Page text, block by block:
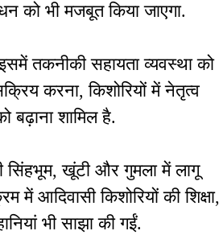
को भी मजबूत किया जाएगा.
तकनीकी सहायता व्यवस्था को
करना, किशोरियों में नेतृत्व
बढ़ाना शामिल है.
सिंहभूम, खूंटी और गुमला में लागू
में आदिवासी किशोरियों की शिक्षा,
भी साझा की गईं.